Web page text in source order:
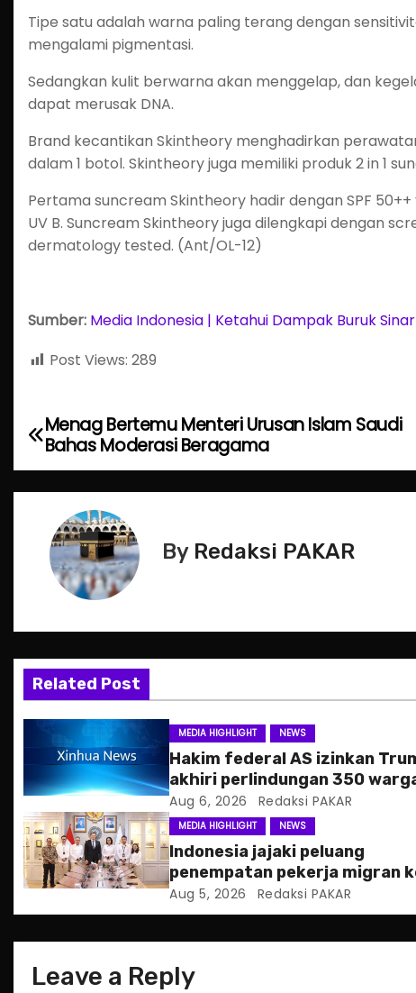
Tipe satu adalah warna paling terang dengan
mengalami pigmentasi.
Sedangkan kulit berwarna akan menggelap, dan
dapat merusak DNA.
Brand kecantikan Skintheory menghadirkan
dalam 1 botol. Skintheory juga memiliki produk 2 in 1
Pertama suncream Skintheory hadir dengan SPF
UV B. Suncream Skintheory juga dilengkapi dengan
dermatology tested. (Ant/OL-12)
Sumber: Media Indonesia | Ketahui Dampak Buruk
Post Views: 289
P
o
v
i
g
a
t
i
o
n
Menag Bertemu Menteri Urusan Islam Saudi
Bahas Moderasi Beragama
By Redaksi PAKAR
Related Post
MEDIA HIGHLIGHT NEWS
Hakim federal AS izinkan
akhiri perlindungan 350
Haiti
Aug 6, 2026 Redaksi PAKAR
MEDIA HIGHLIGHT NEWS
Indonesia jajaki peluang
penempatan pekerja migran
Slowakia
Aug 5, 2026 Redaksi PAKAR
Leave a Reply